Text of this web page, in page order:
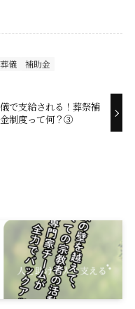
i
葬儀 補助金
で支給される！葬祭補
制度って何？③